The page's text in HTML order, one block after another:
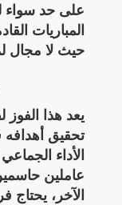
على حد سواء
المباريات
حيث لا مجال
يعد هذا
تحقيق أهدافه
الأداء
عاملين
الآخر، يحتاج